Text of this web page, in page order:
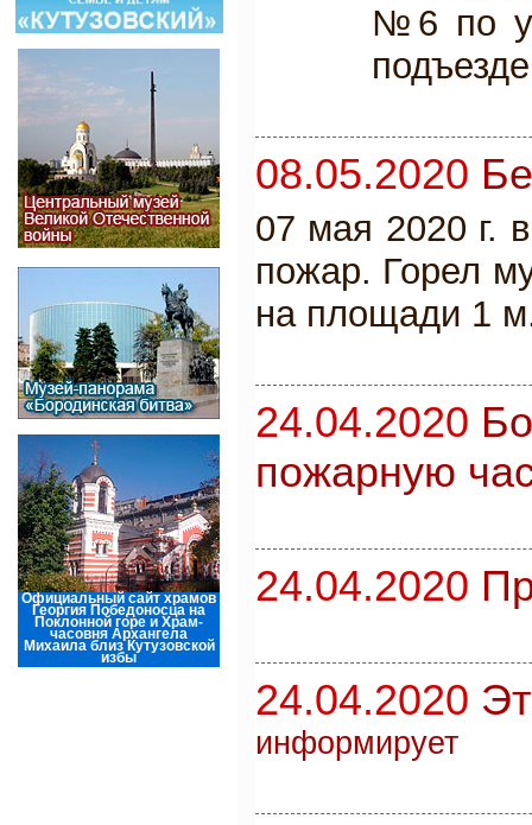
№6 по
08.05.2020
07 мая 2020 г.
пожар. Горел
на площади 1
24.04.2020
пожарную
24.04.2020
24.04.2020
информирует
Официальный сайт храмов
Георгия Победоносца на
Поклонной горе и Храм-
часовня Архангела
Михаила близ Кутузовской
избы